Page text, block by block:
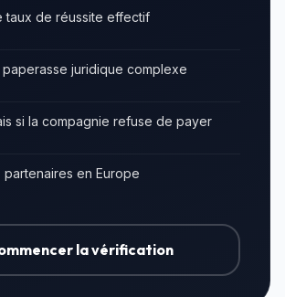
taux de réussite effectif
paperasse juridique complexe
si la compagnie refuse de payer
partenaires en Europe
la vérification